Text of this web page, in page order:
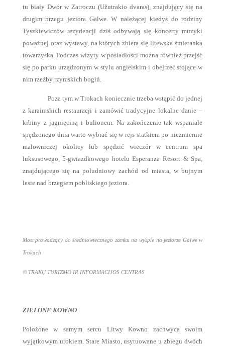
tu biały Dwór w Zatroczu (Užutrakio dvaras), znajdujący się na
drugim brzegu jeziora Galwe. W należącej kiedyś do rodziny
Tyszkiewiczów rezydencji dziś odbywają się koncerty muzyki
poważnej oraz wystawy, na których zbiera się litewska śmietanka
towarzyska. Podczas wizyty w posiadłości można również przejść
się po parku urządzonym w stylu angielskim i obejrzeć stojące w
nim rzeźby rzymskich bogiń.
Poza tym w Trokach koniecznie trzeba wstąpić do jednej
z karaimskich restauracji i zamówić tradycyjne lokalne danie –
kibiny z jagnięciną i bulionem. Na zakończenie tak wspaniale
spędzonego dnia warto wybrać się w rejs statkiem po niezmiernie
malowniczej okolicy lub spędzić wieczór w centrum spa
luksusowego, 5-gwiazdkowego hotelu Esperanza Resort & Spa,
znajdującego się na południowy zachód od miasta, w bujnym
lesie nad brzegiem pobliskiego jeziora.
Most prowadzący do średniowiecznego zamku na wyspie na jeziorze Galwe w
Trokach
© TRAKŲ TURIZMO IR INFORMACIJOS CENTRAS
ZIELONE KOWNO
Położone w samym sercu Litwy Kowno zachwyca swoim
wyjątkowym urokiem. Stare Miasto, usytuowane u zbiegu dwóch